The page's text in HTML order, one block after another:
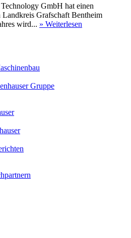
GmbH hat einen
Grafschaft Bentheim
wird... » Weiterlesen
Gruppe